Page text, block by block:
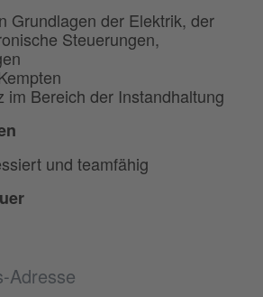
Grundlagen der Elektrik, der
Steuerungen,
im Bereich der Instandhaltung
und teamfähig
Adresse